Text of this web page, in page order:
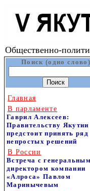
Общественно-
Поиск (одно слово)
Главная
В парламенте
Гаврил Алексеев:
Правительству Якутии
предстоит принять ряд
непростых решений
В России
Встреча с генеральным
директором компании
«Алроса» Павлом
Маринычевым